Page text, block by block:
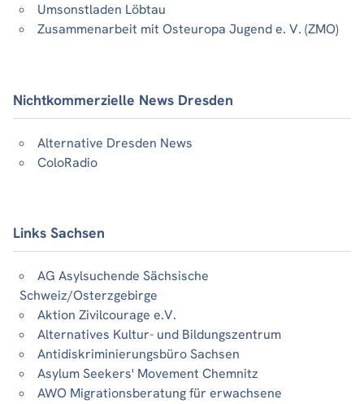
Umsonstladen Löbtau
Zusammenarbeit mit Osteuropa Jugend e. V. (ZMO)
Nichtkommerzielle News Dresden
Alternative Dresden News
ColoRadio
Links Sachsen
AG Asylsuchende Sächsische
Schweiz/Osterzgebirge
Aktion Zivilcourage e.V.
Alternatives Kultur- und Bildungszentrum
Antidiskriminierungsbüro Sachsen
Asylum Seekers' Movement Chemnitz
AWO Migrationsberatung für erwachsene